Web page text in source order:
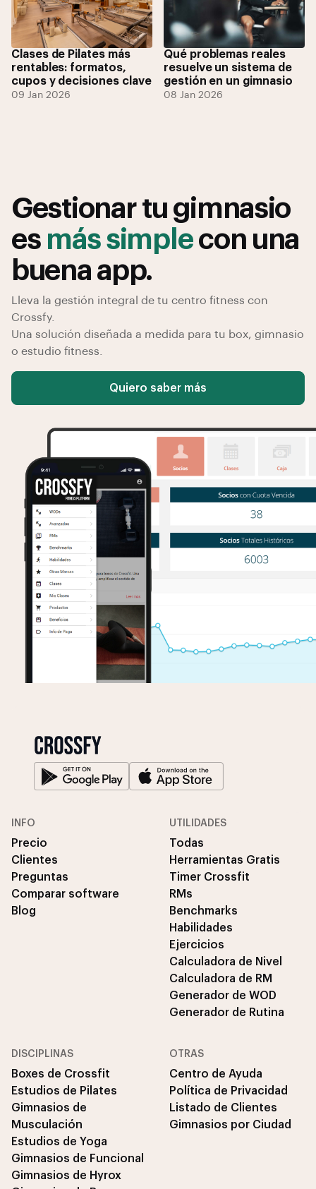
Clases de Pilates más
rentables: formatos,
cupos y decisiones clave
09 Jan 2026
Qué problemas reales
resuelve un sistema de
gestión en un gimnasio
08 Jan 2026
Gestionar tu gimnasio
es más simplecon una
buena app.
Lleva la gestión integral de tu centro fitness con
Crossfy.
Una solución diseñada a medida para tu box, gimnasio
o estudio fitness.
Quiero saber más
INFO
Precio
Clientes
Preguntas
Comparar software
Blog
UTILIDADES
Todas
Herramientas Gratis
Timer Crossfit
RMs
Benchmarks
Habilidades
Ejercicios
Calculadora de Nivel
Calculadora de RM
Generador de WOD
Generador de Rutina
DISCIPLINAS
Boxes de Crossfit
Estudios de Pilates
Gimnasios de
Musculación
Estudios de Yoga
Gimnasios de Funcional
Gimnasios de Hyrox
OTRAS
Centro de Ayuda
Política de Privacidad
Listado de Clientes
Gimnasios por Ciudad